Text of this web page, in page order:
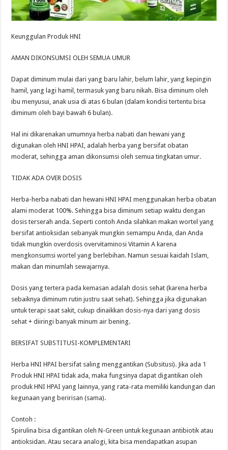
Keunggulan Produk HNI
AMAN DIKONSUMSI OLEH SEMUA UMUR
Dapat diminum mulai dari yang baru lahir, belum lahir, yang kepingin
hamil, yang lagi hamil, termasuk yang baru nikah. Bisa diminum oleh
ibu menyusui, anak usia di atas 6 bulan (dalam kondisi tertentu bisa
diminum oleh bayi bawah 6 bulan).
Hal ini dikarenakan umumnya herba nabati dan hewani yang
digunakan oleh HNI HPAI, adalah herba yang bersifat obatan
moderat, sehingga aman dikonsumsi oleh semua tingkatan umur.
TIDAK ADA OVER DOSIS
Herba-herba nabati dan hewani HNI HPAI menggunakan herba obatan
alami moderat 100%. Sehingga bisa diminum setiap waktu dengan
dosis terserah anda. Seperti contoh Anda silahkan makan wortel yang
bersifat antioksidan sebanyak mungkin semampu Anda, dan Anda
tidak mungkin overdosis overvitaminosi Vitamin A karena
mengkonsumsi wortel yang berlebihan. Namun sesuai kaidah Islam,
makan dan minumlah sewajarnya.
Dosis yang tertera pada kemasan adalah dosis sehat (karena herba
sebaiknya diminum rutin justru saat sehat). Sehingga jika digunakan
untuk terapi saat sakit, cukup dinaikkan dosis-nya dari yang dosis
sehat + diiringi banyak minum air bening.
BERSIFAT SUBSTITUSI-KOMPLEMENTARI
Herba HNI HPAI bersifat saling menggantikan (Subsitusi). Jika ada 1
Produk HNI HPAI tidak ada, maka fungsinya dapat digantikan oleh
produk HNI HPAI yang lainnya, yang rata-rata memiliki kandungan dan
kegunaan yang beririsan (sama).
Contoh :
Spirulina bisa digantikan oleh N-Green untuk kegunaan antibiotik atau
antioksidan. Atau secara analogi, kita bisa mendapatkan asupan